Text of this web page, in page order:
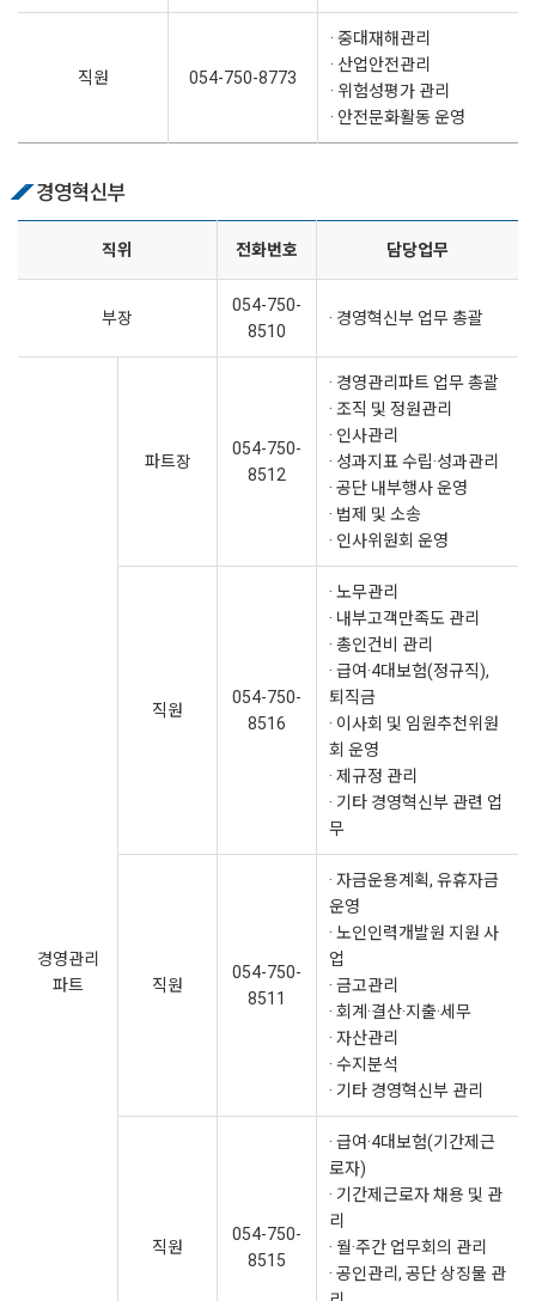
직원 054-750-8773
· 중대재해관리
· 산업안전관리
· 위험성평가 관리
· 안전문화활동 운영
경영혁신부
직위 전화번호 담당업무
부장
054-750-
8510
· 경영혁신부 업무 총괄
경영관리
파트
파트장
054-750-
8512
· 경영관리파트 업무 총괄
· 조직 및 정원관리
· 인사관리
· 성과지표 수립·성과관리
· 공단 내부행사 운영
· 법제 및 소송
· 인사위원회 운영
직원
054-750-
8516
· 노무관리
· 내부고객만족도 관리
· 총인건비 관리
· 급여·4대보험(정규직),
퇴직금
· 이사회 및 임원추천위원
회 운영
· 제규정 관리
· 기타 경영혁신부 관련 업
무
직원
054-750-
8511
· 자금운용계획, 유휴자금
운영
· 노인인력개발원 지원 사
업
· 금고관리
· 회계·결산·지출·세무
· 자산관리
· 수지분석
· 기타 경영혁신부 관리
직원
054-750-
8515
· 급여·4대보험(기간제근
로자)
· 기간제근로자 채용 및 관
리
· 월·주간 업무회의 관리
· 공인관리, 공단 상징물 관